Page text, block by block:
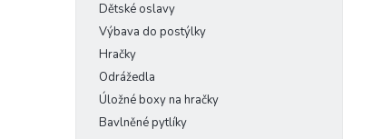
Dětské oslavy
Výbava do postýlky
Hračky
Odrážedla
Úložné boxy na hračky
Bavlněné pytlíky